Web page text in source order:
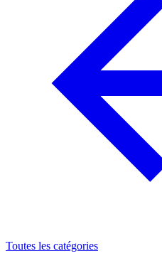
Toutes les catégories